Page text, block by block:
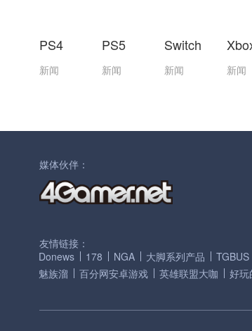
PS4
新闻
PS5
新闻
Switch
新闻 新闻
媒体伙伴：
友情链接：
Donews
178 NGA 大脚系列产品 TGBUS
魅族溜
百分网安卓游戏 英雄联盟大咖 好玩